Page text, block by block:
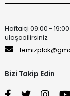
Haftaiçi 09:00 -
ulaşabilirsiniz.
Bizi Takip Edin